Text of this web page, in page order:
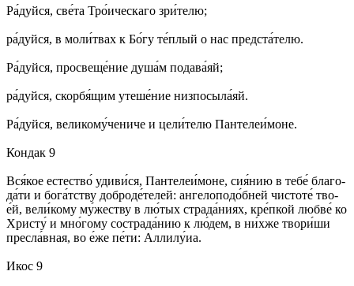
Ра́­дуй­ся, све́­та Тро́и­чес­ка­го зри́­те­лю;
ра́­дуй­ся, в мо­ли́т­вах к Бо́­гу те́п­лый о нас пред­ста́­те­лю.
Ра́­дуй­ся, про­све­ще́­ние ду­ша́м по­да­ва́­яй;
ра́­дуй­ся, скор­бя́­щим уте­ше́­ние низ­по­сы­ла́­яй.
Ра́­дуй­ся, ве­ли­ко­му́­че­ни­че и це­ли́­те­лю Пан­те­леи́­мо­не.
Кондак 9
Вся́­кое ес­тес­тво́ уди­ви́­ся, Пан­те­леи́­мо­не, сия́­нию в те­бе́ бла­го­
да́­ти и бо­га́т­ству доб­ро­де́­те­лей: ан­ге­ло­по­до́б­ней чис­то­те́ тво­
е́й, ве­ли́­кому му́­же­ству в лю́­тых стра­да́­ни­ях, кре́п­кой люб­ве́ ко
Хри­сту́ и мно́­го­му со­стра­да́­нию к лю́­дем, в ни́х­же тво­ри́­ши
пре­сла́в­ная, во е́же пе́­ти: Алли­лу́иа.
Икос 9